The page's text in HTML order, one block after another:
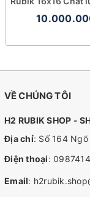
VỀ CHÚNG TÔI
H2 RUBIK SHOP -
Địa chỉ: Số 164
Điện thoại:
Email: